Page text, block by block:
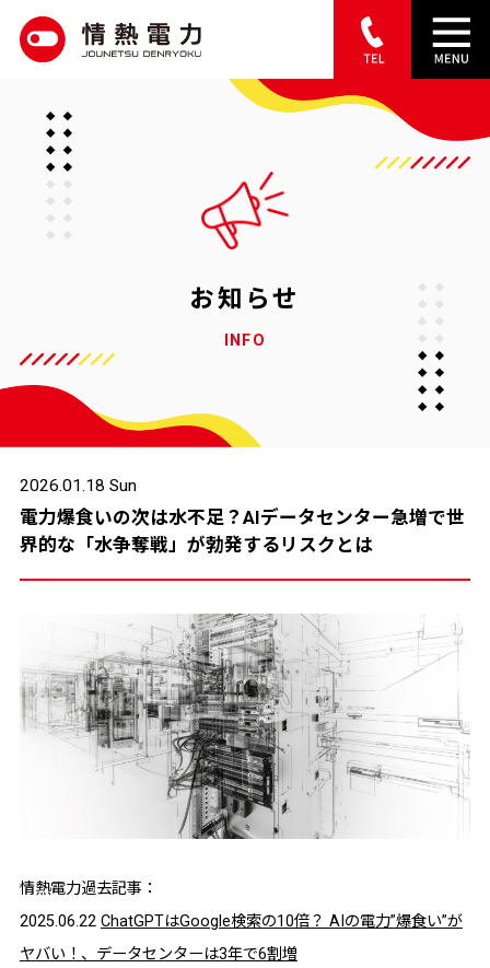
e
お知らせ
INFO
2026.01.18 Sun
電力爆食いの次は水不足？AIデータセンター急増で世
界的な「水争奪戦」が勃発するリスクとは
情熱電力過去記事：
2025.06.22 ChatGPTはGoogle検索の10倍？ AIの電力”爆食い”が
ヤバい！、データセンターは3年で6割増